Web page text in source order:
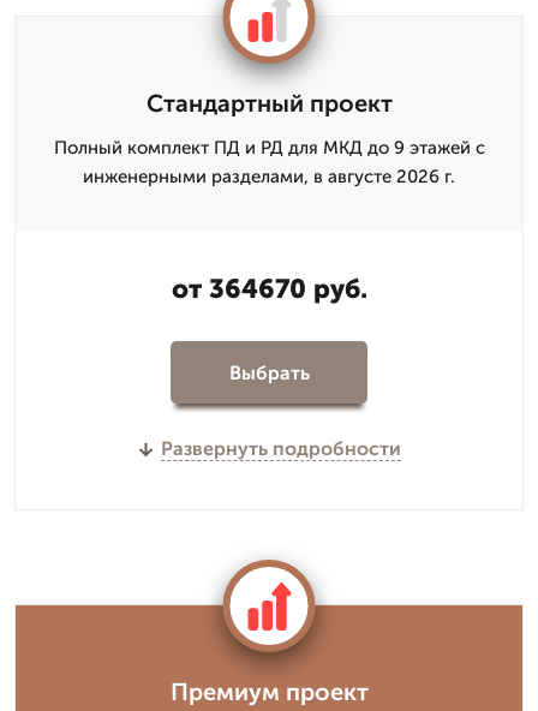
Стандартный проект
Полный комплект ПД и РД для МКД до 9 этажей с
инженерными разделами, в августе 2026 г.
от 364670 руб.
Выбрать
Развернуть подробности
Премиум проект